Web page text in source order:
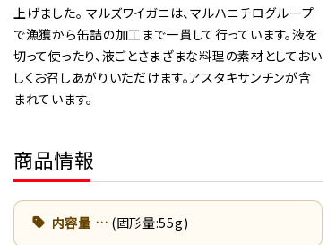
上げました。 マルズワイガニは、マルハニチログループ
で漁獲から缶詰の加工まで一貫して行っています。液を
切って使ったり、液ごとさまざまな料理の素材としておい
しくお召しあがりいただけます。アスタキサンチンが含
まれています。
商品情報
内容量 (固形量:55g)